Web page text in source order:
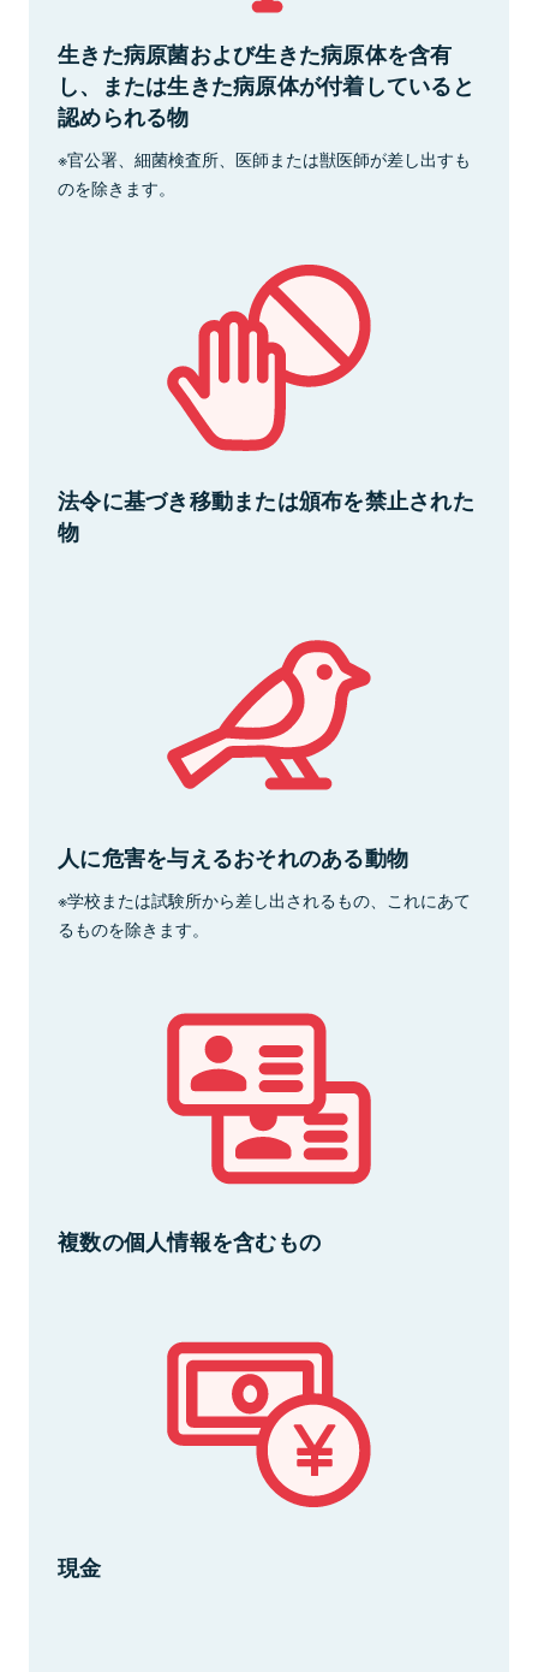
生きた病原菌および生きた病原体を含有
し、または生きた病原体が付着していると
認められる物
※官公署、細菌検査所、医師または獣医師が差し出すも
のを除きます。
法令に基づき移動または頒布を禁止された
物
人に危害を与えるおそれのある動物
※学校または試験所から差し出されるもの、これにあて
るものを除きます。
複数の個人情報を含むもの
現金